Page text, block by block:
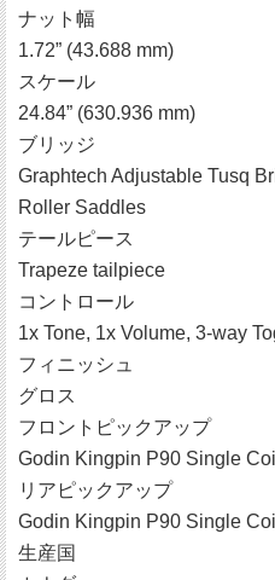
ナット幅
1.72” (43.688 mm)
スケール
24.84” (630.936 mm)
ブリッジ
Graphtech Adjustable Tusq
Roller Saddles
テールピース
Trapeze tailpiece
コントロール
1x Tone, 1x Volume, 3-way
フィニッシュ
グロス
フロントピックアップ
Godin Kingpin P90 Single Coil
リアピックアップ
Godin Kingpin P90 Single Coil
生産国